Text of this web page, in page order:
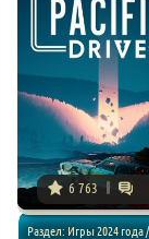
6 763
Раздел: Игры 2024 года /